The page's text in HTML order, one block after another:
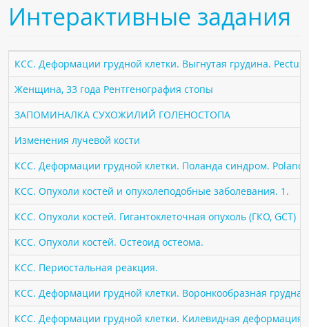
ПАЦИЕНТАМ
Где пройти обследование
Компьютерная томография (КТ)
Магнитно-резонансная томография (МРТ)
Спросить врача
ПОМОЩЬ
Интерактивные задания
КСС. Деформации грудной клетки. Выгнутая грудина. Pectus
Женщина, 33 года Рентгенография стопы
ЗАПОМИНАЛКА СУХОЖИЛИЙ ГОЛЕНОСТОПА
Изменения лучевой кости
КСС. Деформации грудной клетки. Поланда синдром. Poland
КСС. Опухоли костей и опухолеподобные заболевания. 1.
КСС. Опухоли костей. Гигантоклеточная опухоль (ГКО, GCT)
КСС. Опухоли костей. Остеоид остеома.
КСС. Периостальная реакция.
КСС. Деформации грудной клетки. Воронкообразная
КСС. Деформации грудной клетки. Килевидная деформация